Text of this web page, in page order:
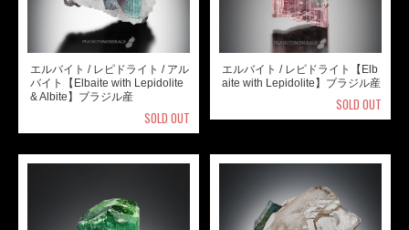
エルバイト / レピドライト / アル
バイト【Elbaite with Lepidolite
& Albite】ブラジル産
SOLD OUT
エルバイト / レピドライト【Elb
aite with Lepidolite】ブラジル産
SOLD OUT